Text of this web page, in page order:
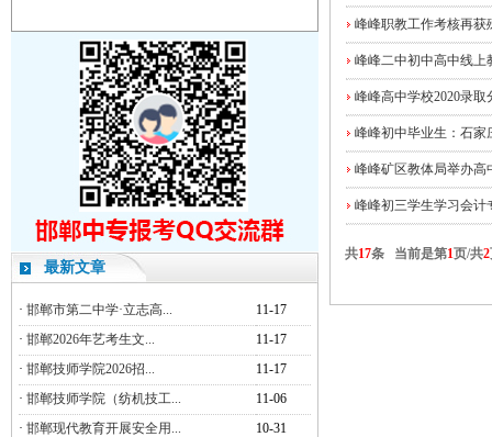
最新文章
· 邯郸市第二中学·立志高...
11-17
· 邯郸2026年艺考生文...
11-17
· 邯郸技师学院2026招...
11-17
· 邯郸技师学院（纺机技工...
11-06
· 邯郸现代教育开展安全用...
10-31
峰峰职教工作考核再获
峰峰二中初中高中线上
峰峰高中学校2020录取
峰峰初中毕业生：石家
峰峰矿区教体局举办高
峰峰初三学生学习会计
共17条 当前是第1页/共2